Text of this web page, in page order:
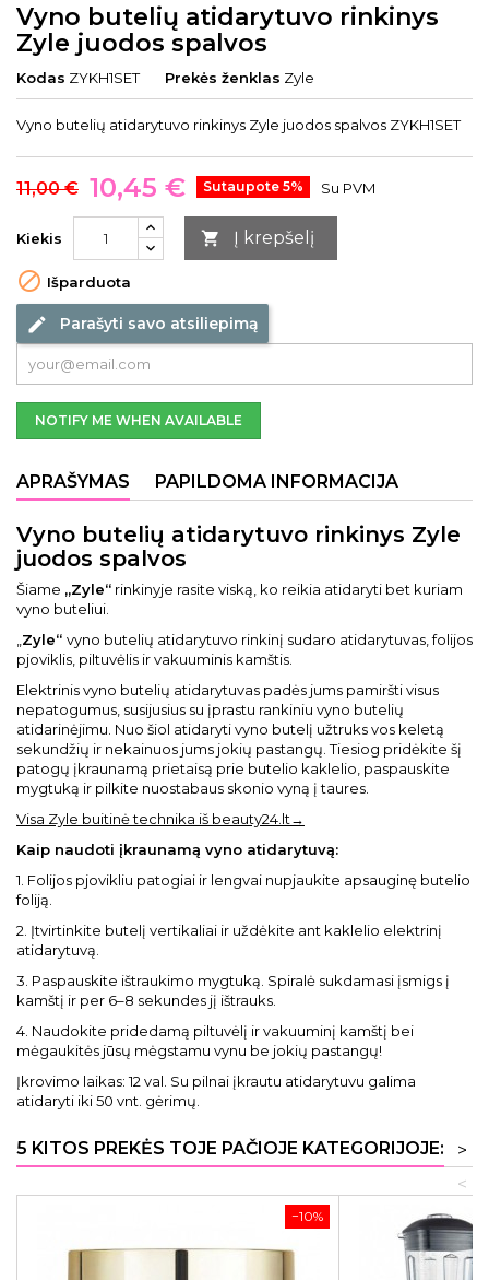
Vyno butelių atidarytuvo rinkinys
Zyle juodos spalvos
Kodas ZYKH1SET Prekės ženklas Zyle
Vyno butelių atidarytuvo rinkinys Zyle juodos spalvos ZYKH1SET
11,00 € 10,45 € Sutaupote 5% Su PVM
Kiekis  Į krepšelį
 Išparduota
edit Parašyti savo atsiliepimą
NOTIFY ME WHEN AVAILABLE
APRAŠYMAS PAPILDOMA INFORMACIJA
Vyno butelių atidarytuvo rinkinys Zyle
juodos spalvos
Šiame „Zyle“ rinkinyje rasite viską, ko reikia atidaryti bet kuriam
vyno buteliui.
Zyle“ vyno butelių atidarytuvo rinkinį sudaro atidarytuvas, folijos
pjoviklis, piltuvėlis ir vakuuminis kamštis.
Elektrinis vyno butelių atidarytuvas padės jums pamiršti visus
nepatogumus, susijusius su įprastu rankiniu vyno butelių
atidarinėjimu. Nuo šiol atidaryti vyno butelį užtruks vos keletą
sekundžių ir nekainuos jums jokių pastangų. Tiesiog pridėkite šį
patogų įkraunamą prietaisą prie butelio kaklelio, paspauskite
mygtuką ir pilkite nuostabaus skonio vyną į taures.
Visa Zyle buitinė technika iš beauty24.lt→
Kaip naudoti įkraunamą vyno atidarytuvą:
1. Folijos pjovikliu patogiai ir lengvai nupjaukite apsauginę butelio
foliją.
2. Įtvirtinkite butelį vertikaliai ir uždėkite ant kaklelio elektrinį
atidarytuvą.
3. Paspauskite ištraukimo mygtuką. Spiralė sukdamasi įsmigs į
kamštį ir per 6–8 sekundes jį ištrauks.
4. Naudokite pridedamą piltuvėlį ir vakuuminį kamštį bei
mėgaukitės jūsų mėgstamu vynu be jokių pastangų!
Įkrovimo laikas: 12 val. Su pilnai įkrautu atidarytuvu galima
atidaryti iki 50 vnt. gėrimų.
5 KITOS PREKĖS TOJE PAČIOJE KATEGORIJOJE:
>
<
−10%